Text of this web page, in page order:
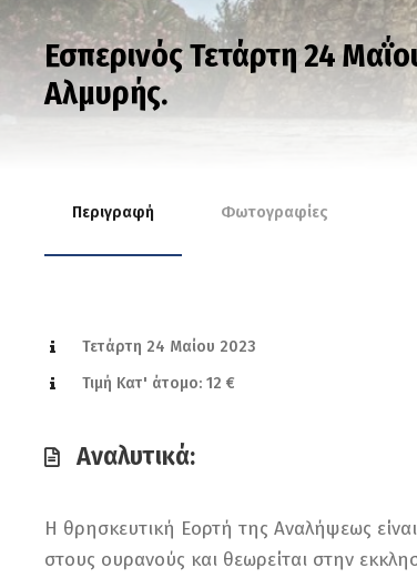
Εσπερινός Τετάρτη 24
Αλμυρής.
Περιγραφή Φωτογραφίες
Τετάρτη 24 Μαίου 2023
Τιμή Κατ' άτομο: 12 €
Αναλυτικά:
Η θρησκευτική Εορτή της Αναλήψεως
στους ουρανούς και θεωρείται στην